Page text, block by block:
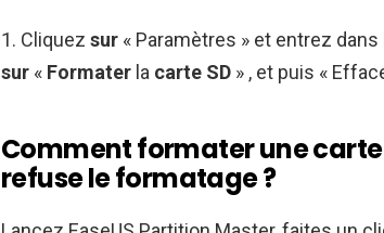
1. Cliquez sur « Paramètres » et entrez dans
sur « Formater la carte SD » , et puis «
Comment formater une carte
refuse le formatage ?